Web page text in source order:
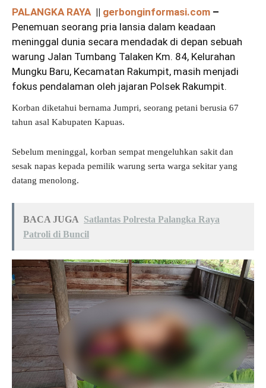
PALANGKA RAYA || gerbonginformasi.com –
Penemuan seorang pria lansia dalam keadaan
meninggal dunia secara mendadak di depan sebuah
warung Jalan Tumbang Talaken Km. 84, Kelurahan
Mungku Baru, Kecamatan Rakumpit, masih menjadi
fokus pendalaman oleh jajaran Polsek Rakumpit.
Korban diketahui bernama Jumpri, seorang petani berusia 67
tahun asal Kabupaten Kapuas.
Sebelum meninggal, korban sempat mengeluhkan sakit dan
sesak napas kepada pemilik warung serta warga sekitar yang
datang menolong.
BACA JUGA Satlantas Polresta Palangka Raya
Patroli di Buncil